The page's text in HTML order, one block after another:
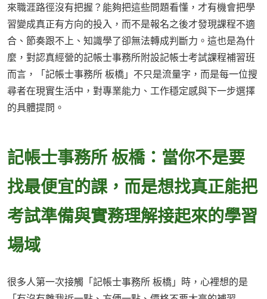
來職涯路徑沒有把握？能夠把這些問題看懂，才有機會把學
習變成真正有方向的投入，而不是報名之後才發現課程不適
合、節奏跟不上、知識學了卻無法轉成判斷力。這也是為什
麼，對認真經營的記帳士事務所附設記帳士考試課程補習班
而言，「記帳士事務所 板橋」不只是流量字，而是每一位搜
尋者在現實生活中，對專業能力、工作穩定感與下一步選擇
的具體提問。
記帳士事務所 板橋：當你不是要
找最便宜的課，而是想找真正能把
考試準備與實務理解接起來的學習
場域
很多人第一次接觸「記帳士事務所 板橋」時，心裡想的是